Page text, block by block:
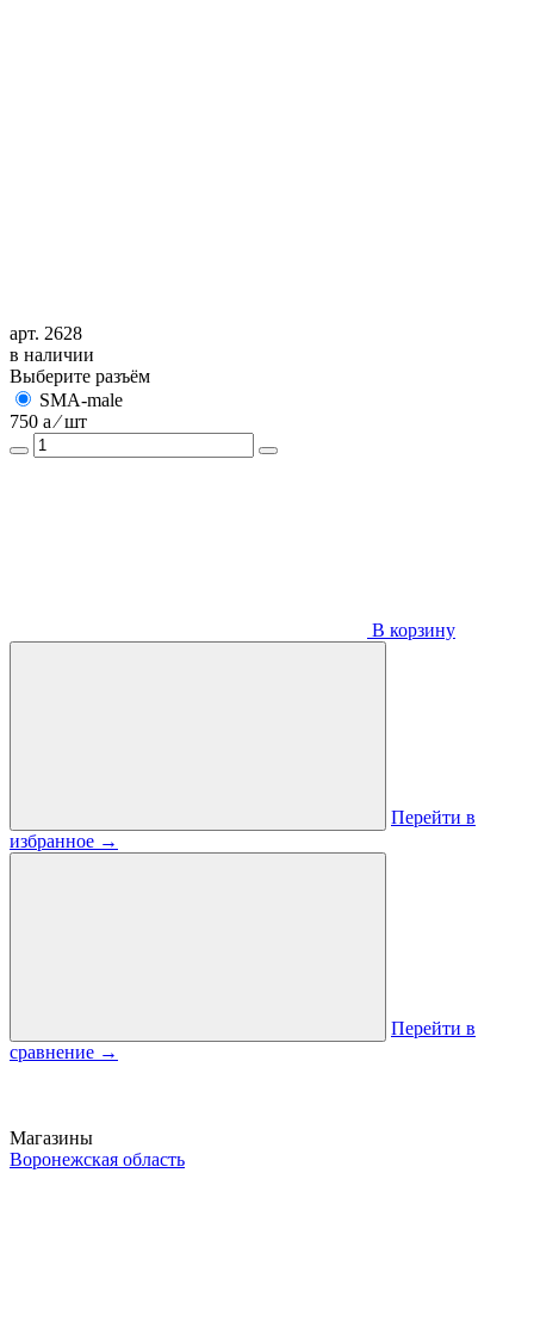
арт. 2628
в наличии
Выберите разъём
SMA-male
750 a ⁄ шт
В корзину
Перейти в
избранное →
Перейти в
сравнение →
Магазины
Воронежская область